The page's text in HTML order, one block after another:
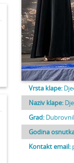
Vrsta klape:
Naziv klape:
Grad:
Godina
Kontakt email: